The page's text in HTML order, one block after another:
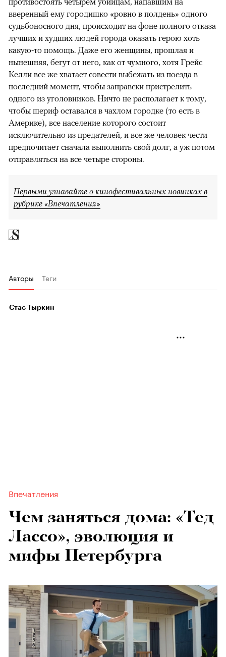
вверенный ему городишко «ровно в полдень» одного
судьбоносного дня, происходит на фоне полного отказа
лучших и худших людей города оказать герою хоть
какую-то помощь. Даже его женщины, прошлая и
нынешняя, бегут от него, как от чумного, хотя Грейс
Келли все же хватает совести выбежать из поезда в
последний момент, чтобы заправски пристрелить
одного из уголовников. Ничто не располагает к тому,
чтобы шериф оставался в чахлом городке (то есть в
Америке), все население которого состоит
исключительно из предателей, и все же человек чести
предпочитает сначала выполнить свой долг, а уж потом
отправляться на все четыре стороны.
Первыми узнавайте о кинофестивальных новинках в
рубрике «Впечатления»
Авторы Теги
Стас Тыркин
Впечатления
Чем заняться дома: «Тед
Лассо», эволюция и
мифы Петербурга